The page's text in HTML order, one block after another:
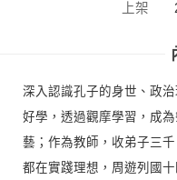
上架
深入認識孔子的身世、政
好學，透過觀摩學習，成
藝；作為教師，收弟子三
都在實踐理想，周遊列國